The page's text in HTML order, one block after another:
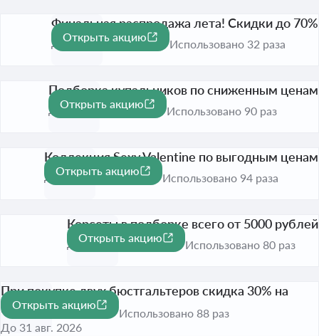
-70%
Финальная распродажа лета! Скидки до 70%
До 31 авг. 2026
Открыть акцию
Использовано 32 раза
Подборка купальников по сниженным ценам
До 31 авг. 2026
Открыть акцию
Использовано 90 раз
Коллекция Sexy Valentine по выгодным ценам
До 31 авг. 2026
Открыть акцию
Использовано 94 раза
Корсеты в подборке всего от 5000 рублей
До 31 авг. 2026
Открыть акцию
Использовано 80 раз
При покупке двух бюстгальтеров скидка 30% на
второй товар
До 31 авг. 2026
Открыть акцию
Использовано 88 раз